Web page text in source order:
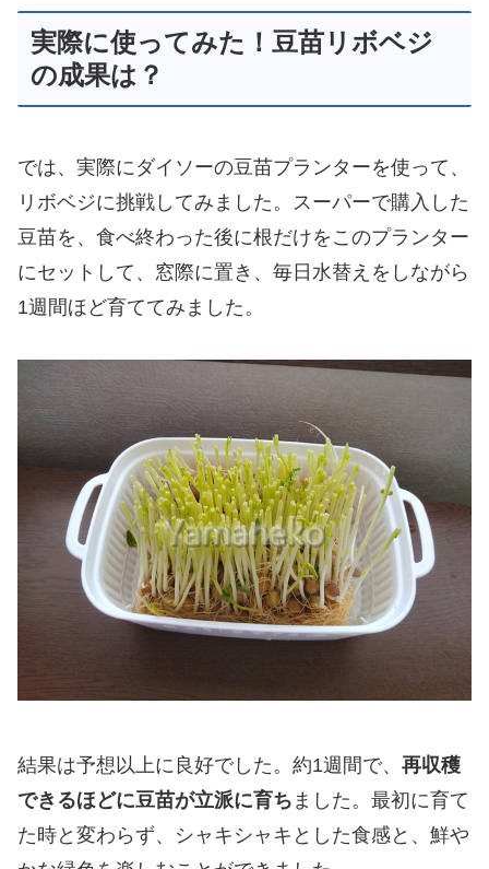
実際に使ってみた！豆苗リボベジ
の成果は？
では、実際にダイソーの豆苗プランターを使って、
リボベジに挑戦してみました。スーパーで購入した
豆苗を、食べ終わった後に根だけをこのプランター
にセットして、窓際に置き、毎日水替えをしながら
1週間ほど育ててみました。
結果は予想以上に良好でした。約1週間で、 再収穫
できるほどに豆苗が立派に育ち ました。最初に育て
た時と変わらず、シャキシャキとした食感と、鮮や